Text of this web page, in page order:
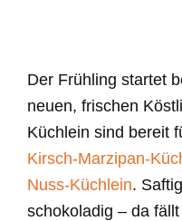
Der Frühling startet
neuen, frischen
Küchlein sind bereit
Kirsch-Marzipan-
Nuss-Küchlein.
schokoladig – da